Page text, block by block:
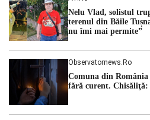
cu una dintre cele mai dificile
hidrologic din ultimii ani. Lipsa […]
Nelu Vlad, solistul
terenul din Băile
nu îmi mai permite”
Observatornews.ro
Comuna din
fără curent.